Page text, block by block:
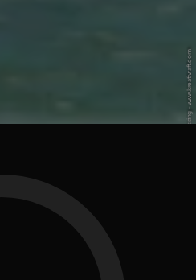
© KreativRaft Issing - www.kreativraft.com